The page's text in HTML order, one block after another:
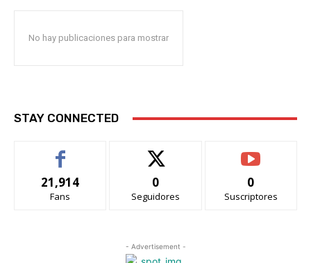
No hay publicaciones para mostrar
STAY CONNECTED
21,914
Fans
0
Seguidores
0
Suscriptores
- Advertisement -